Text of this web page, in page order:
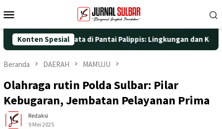
ke
Mobile
Konten Spesial
Aksi Nyata di Pantai Palippis: Lingkungan dan Kesehatan
Beranda DAERAH MAMUJU
Olahraga rutin Polda Sulbar: Pilar
Kebugaran, Jembatan Pelayanan Prima
Redaksi
9 Mei 2025